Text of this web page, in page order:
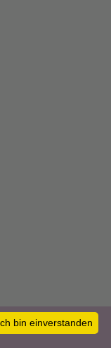
bin einverstanden